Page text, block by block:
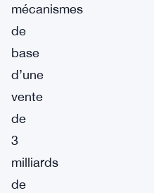
mécanismes
de
base
d’une
vente
de
3
milliards
de